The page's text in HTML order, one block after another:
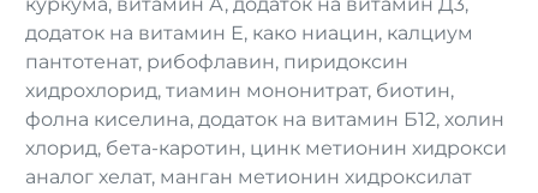
додаток на витамин Е, како ниацин, калциум
пантотенат, рибофлавин, пиридоксин
хидрохлорид, тиамин мононитрат, биотин,
фолна киселина, додаток на витамин Б12, холин
хлорид, бета-каротин, цинк метионин хидрокси
аналог хелат, манган метионин хидроксилат